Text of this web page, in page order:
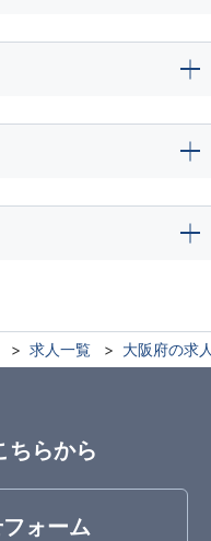
求人一覧 大阪府の求
ちらから
ォーム